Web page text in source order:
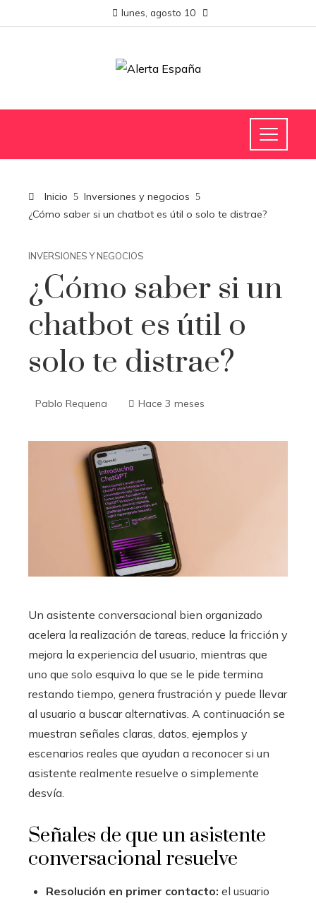
lunes, agosto 10
Inicio
Inversiones y negocios
¿Cómo saber si un chatbot es útil o solo te distrae?
INVERSIONES Y NEGOCIOS
¿Cómo saber si un
chatbot es útil o
solo te distrae?
Pablo Requena Hace 3 meses
Un asistente conversacional bien organizado
acelera la realización de tareas, reduce la fricción y
mejora la experiencia del usuario, mientras que
uno que solo esquiva lo que se le pide termina
restando tiempo, genera frustración y puede llevar
al usuario a buscar alternativas. A continuación se
muestran señales claras, datos, ejemplos y
escenarios reales que ayudan a reconocer si un
asistente realmente resuelve o simplemente
desvía.
Señales de que un asistente
conversacional resuelve
Resolución en primer contacto: el usuario